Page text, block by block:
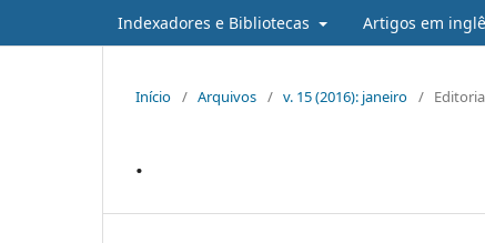
Indexadores e Bibliotecas Artigos em
Início / Arquivos / v. 15 (2016): janeiro /
.